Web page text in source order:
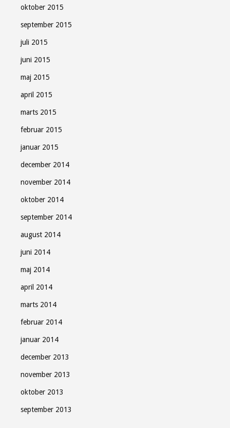
oktober 2015
september 2015
juli 2015
juni 2015
maj 2015
april 2015
marts 2015
februar 2015
januar 2015
december 2014
november 2014
oktober 2014
september 2014
august 2014
juni 2014
maj 2014
april 2014
marts 2014
februar 2014
januar 2014
december 2013
november 2013
oktober 2013
september 2013